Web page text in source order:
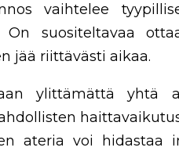
vaihtelee
On suositeltavaa
jää riittävästi aikaa.
ylittämättä yhtä
ateria voi hidastaa